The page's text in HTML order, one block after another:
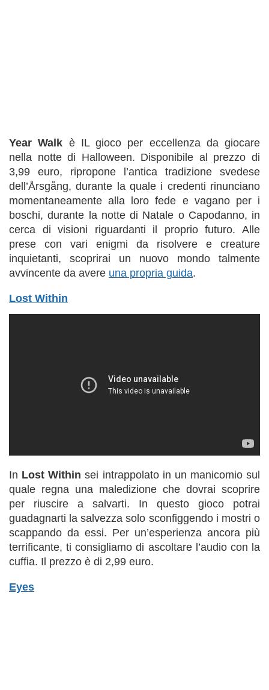
Year Walk è IL gioco per eccellenza da giocare
nella notte di Halloween. Disponibile al prezzo di
3,99 euro, ripropone l’antica tradizione svedese
dell’Årsgång, durante la quale i credenti rinunciano
momentaneamente alla loro fede e vagano per i
boschi, durante la notte di Natale o Capodanno, in
cerca di visioni riguardanti il proprio futuro. Alle
prese con vari enigmi da risolvere e creature
inquietanti, scoprirai un nuovo mondo talmente
avvincente da avere una propria guida.
Lost Within
In Lost Within sei intrappolato in un manicomio sul
quale regna una maledizione che dovrai scoprire
per riuscire a salvarti. In questo gioco potrai
guadagnarti la salvezza solo sconfiggendo i mostri o
scappando da essi. Per un’esperienza ancora più
terrificante, ti consigliamo di ascoltare l’audio con la
cuffia. Il prezzo è di 2,99 euro.
Eyes